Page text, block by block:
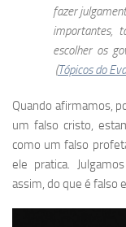
fazer
importantes,
escolher os
(Tópicos do
Quando afirmamos,
um falso cristo,
como um falso
ele pratica.
assim, do que é falso